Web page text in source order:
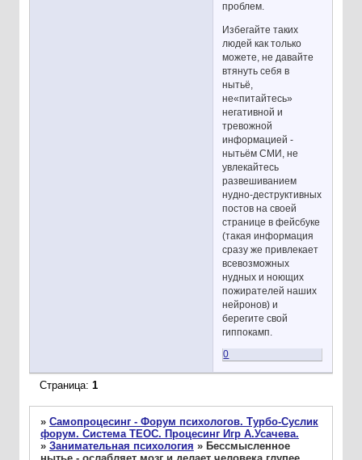
проблем.
Избегайте таких
людей как только
можете, не давайте
втянуть себя в
нытьё,
не«питайтесь»
негативной и
тревожной
информацией -
нытьём СМИ, не
увлекайтесь
развешиванием
нудно-деструктивных
постов на своей
странице в фейсбуке
(такая информация
сразу же привлекает
всевозможных
нудных и ноющих
пожирателей наших
нейронов) и
берегите свой
гиппокамп.
0
Страница: 1
» Самопроцесинг - Форум психологов. Турбо-Суслик
форум. Система ТЕОС. Процесинг Игр А.Усачева.
» Занимательная психология » Бессмысленное